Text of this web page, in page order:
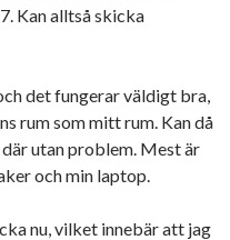
Kan alltså skicka
det fungerar väldigt bra,
rum som mitt rum. Kan då
där utan problem. Mest är
och min laptop.
nu, vilket innebär att jag